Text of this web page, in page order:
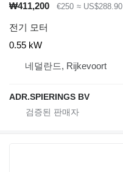
₩411,200
€250 ≈ US$288.90
전기 모터
0.55 kW
네덜란드, Rijkevoort
ADR.SPIERINGS BV